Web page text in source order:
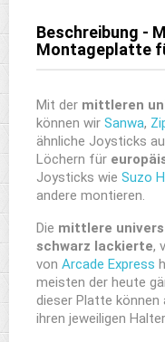
Beschreibung -
Montageplatte
Mit der mittleren
können wir Sanwa,
ähnliche Joysticks
Löchern für
Joysticks wie Suzo
andere montieren.
Die mittlere
schwarz lackierte,
von Arcade Express
meisten der heute
dieser Platte
ihren jeweiligen